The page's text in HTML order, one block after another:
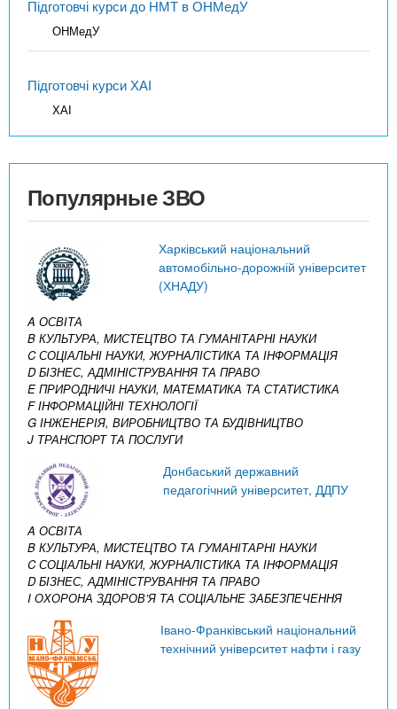
Підготовчі курси до НМТ в ОНМедУ
ОНМедУ
Підготовчі курси ХАІ
ХАІ
Популярные ЗВО
Харківський національний
автомобільно-дорожній університет
(ХНАДУ)
A ОСВІТА
B КУЛЬТУРА, МИСТЕЦТВО ТА ГУМАНІТАРНІ НАУКИ
C СОЦІАЛЬНІ НАУКИ, ЖУРНАЛІСТИКА ТА ІНФОРМАЦІЯ
D БІЗНЕС, АДМІНІСТРУВАННЯ ТА ПРАВО
E ПРИРОДНИЧІ НАУКИ, МАТЕМАТИКА ТА СТАТИСТИКА
F ІНФОРМАЦІЙНІ ТЕХНОЛОГІЇ
G ІНЖЕНЕРІЯ, ВИРОБНИЦТВО ТА БУДІВНИЦТВО
J ТРАНСПОРТ ТА ПОСЛУГИ
Донбаський державний
педагогічний університет, ДДПУ
A ОСВІТА
B КУЛЬТУРА, МИСТЕЦТВО ТА ГУМАНІТАРНІ НАУКИ
C СОЦІАЛЬНІ НАУКИ, ЖУРНАЛІСТИКА ТА ІНФОРМАЦІЯ
D БІЗНЕС, АДМІНІСТРУВАННЯ ТА ПРАВО
I ОХОРОНА ЗДОРОВ’Я ТА СОЦІАЛЬНЕ ЗАБЕЗПЕЧЕННЯ
Івано-Франківський національний
технічний університет нафти і газу